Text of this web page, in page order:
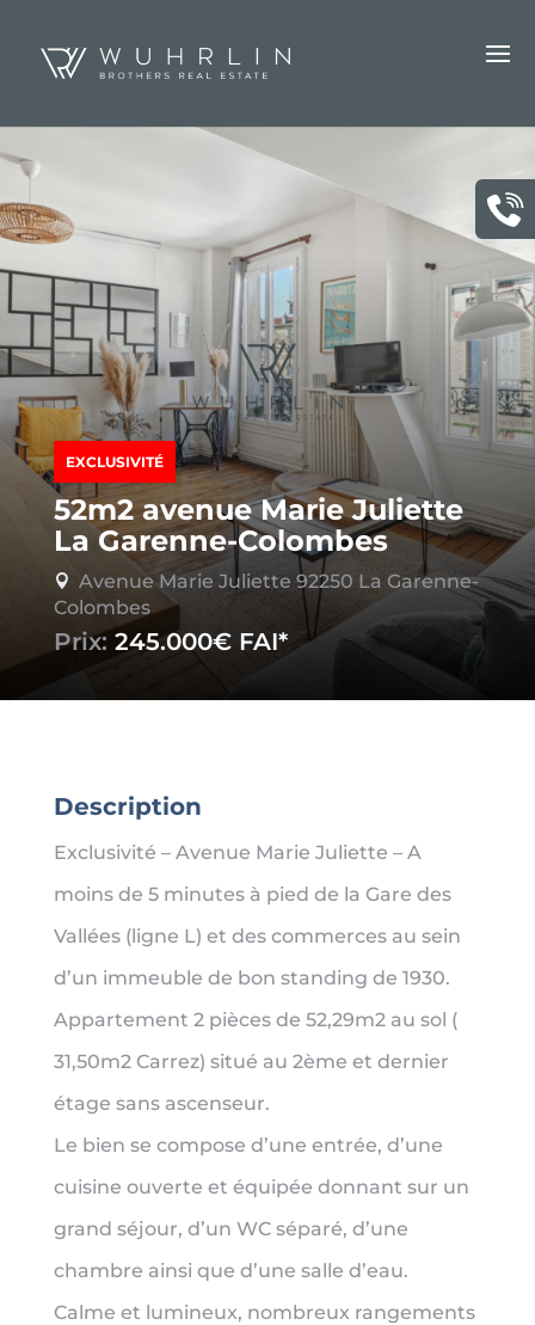
EXCLUSIVITÉ
52m2 avenue Marie Juliette
La Garenne-Colombes

Avenue Marie Juliette 92250 La Garenne-
Colombes
Prix: 245.000€
Description
Exclusivité – Avenue Marie Juliette – A
moins de 5 minutes à pied de la Gare des
Vallées (ligne L) et des commerces au sein
d’un immeuble de bon standing de 1930.
Appartement 2 pièces de 52,29m2 au sol (
31,50m2 Carrez) situé au 2ème et dernier
étage sans ascenseur.
Le bien se compose d’une entrée, d’une
cuisine ouverte et équipée donnant sur un
grand séjour, d’un WC séparé, d’une
chambre ainsi que d’une salle d’eau.
Calme et lumineux, nombreux rangements